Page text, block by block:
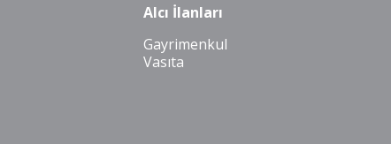
Alcı İlanları
Gayrimenkul
Vasıta